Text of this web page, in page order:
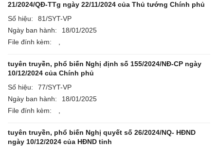
21/2024/QĐ-TTg ngày 22/11/2024 của Thủ tướng Chính phủ
Số hiệu:
81/SYT-VP
Ngày ban hành:
18/01/2025
File đính kèm:
tuyên truyền, phổ biến Nghị định số 155/2024/NĐ-CP ngày
10/12/2024 của Chính phủ
Số hiệu:
77/SYT-VP
Ngày ban hành:
18/01/2025
File đính kèm:
tuyên truyền, phổ biến Nghị quyết số 26/2024/NQ- HĐND
ngày 10/12/2024 của HĐND tỉnh